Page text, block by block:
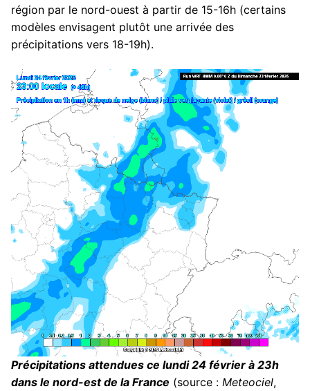
région par le nord-ouest à partir de 15-16h (certains
modèles envisagent plutôt une arrivée des
précipitations vers 18-19h).
Précipitations attendues ce lundi 24 février à 23h
dans le nord-est de la France (source : Meteociel,